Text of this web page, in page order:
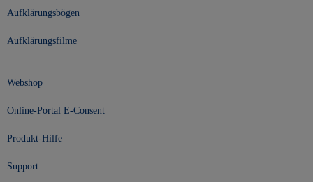
Aufklärungsbögen
Aufklärungsfilme
Webshop
Online-Portal E-Consent
Produkt-Hilfe
Support